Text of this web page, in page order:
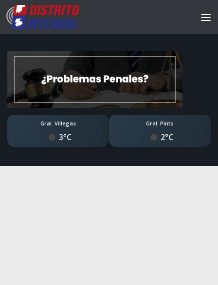
Gral. Villegas
3°C
Gral. Pinto
2°C